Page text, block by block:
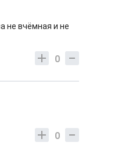
не вчёмная и не
0
0